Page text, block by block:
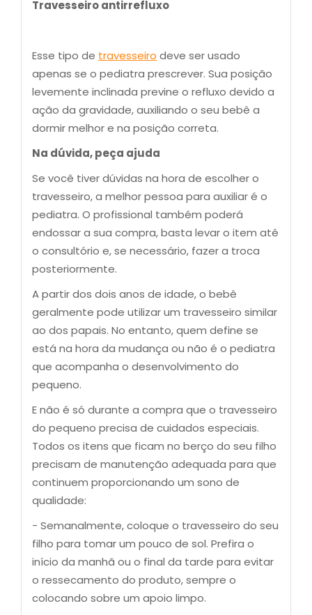
Travesseiro antirrefluxo
Esse tipo de travesseiro deve ser usado
apenas se o pediatra prescrever. Sua posição
levemente inclinada previne o refluxo devido a
ação da gravidade, auxiliando o seu bebê a
dormir melhor e na posição correta.
Na dúvida, peça ajuda
Se você tiver dúvidas na hora de escolher o
travesseiro, a melhor pessoa para auxiliar é o
pediatra. O profissional também poderá
endossar a sua compra, basta levar o item até
o consultório e, se necessário, fazer a troca
posteriormente.
A partir dos dois anos de idade, o bebê
geralmente pode utilizar um travesseiro similar
ao dos papais. No entanto, quem define se
está na hora da mudança ou não é o pediatra
que acompanha o desenvolvimento do
pequeno.
E não é só durante a compra que o travesseiro
do pequeno precisa de cuidados especiais.
Todos os itens que ficam no berço do seu filho
precisam de manutenção adequada para que
continuem proporcionando um sono de
qualidade:
- Semanalmente, coloque o travesseiro do seu
filho para tomar um pouco de sol. Prefira o
início da manhã ou o final da tarde para evitar
o ressecamento do produto, sempre o
colocando sobre um apoio limpo.